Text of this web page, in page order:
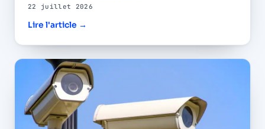
22 juillet 2026
Lire l'article →